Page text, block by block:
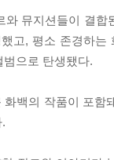
와 뮤지션들이 결
고, 평소 존경하
으로 탄생됐다.
화백의 작품이 포